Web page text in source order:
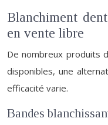
Blanchiment
en vente libre
De nombreux produits
disponibles, une
efficacité varie.
Bandes